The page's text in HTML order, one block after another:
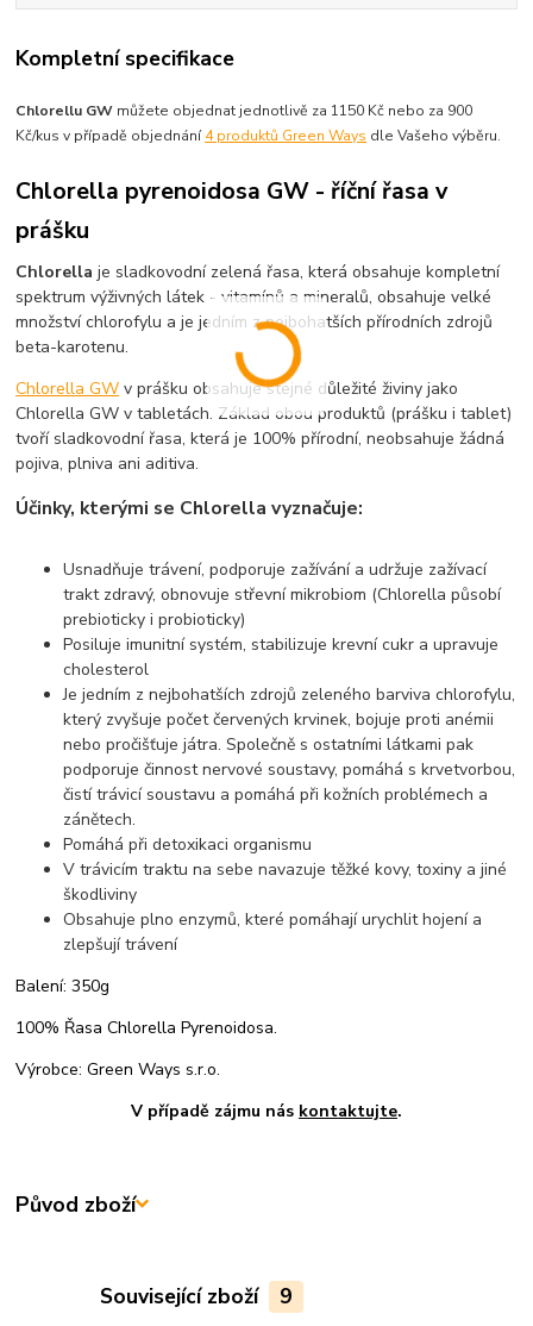
Kompletní specifikace
Chlorellu GW můžete objednat jednotlivě za 1150 Kč nebo za 900
Kč/kus v případě objednání4 produktů Green Ways dle Vašeho výběru.
Chlorella pyrenoidosa GW - říční řasa v
prášku
Chlorellaje sladkovodní zelená řasa, která obsahuje kompletní
spektrum výživných látek - vitamínů a mineralů, obsahuje velké
množství chlorofylu a je jedním z nejbohatších přírodních zdrojů
beta-karotenu.
Chlorella GW v prášku obsahuje stejné důležité živiny jako
Chlorella GW v tabletách. Základ obou produktů (prášku i tablet)
tvoří sladkovodní řasa, která je 100% přírodní, neobsahuje žádná
pojiva, plniva ani aditiva.
Účinky, kterými se Chlorella vyznačuje:
Usnadňuje trávení, podporuje zažívání a udržuje zažívací
trakt zdravý, obnovuje střevní mikrobiom (Chlorella působí
prebioticky i probioticky)
Posiluje imunitní systém, stabilizuje krevní cukr a upravuje
cholesterol
Je jedním z nejbohatších zdrojů zeleného barviva chlorofylu,
který zvyšuje počet červených krvinek, bojuje proti anémii
nebo pročišťuje játra. Společně s ostatními látkami pak
podporuje činnost nervové soustavy, pomáhá s krvetvorbou,
čistí trávicí soustavu a pomáhá při kožních problémech a
zánětech.
Pomáhá při detoxikaci organismu
V trávicím traktu na sebe navazuje těžké kovy, toxiny a jiné
škodliviny
Obsahuje plno enzymů, které pomáhají urychlit hojení a
zlepšují trávení
Balení: 350g
100% Řasa Chlorella Pyrenoidosa.
Výrobce: Green Ways s.r.o.
V případě zájmu nás kontaktujte.
Původ zboží
Související zboží 9